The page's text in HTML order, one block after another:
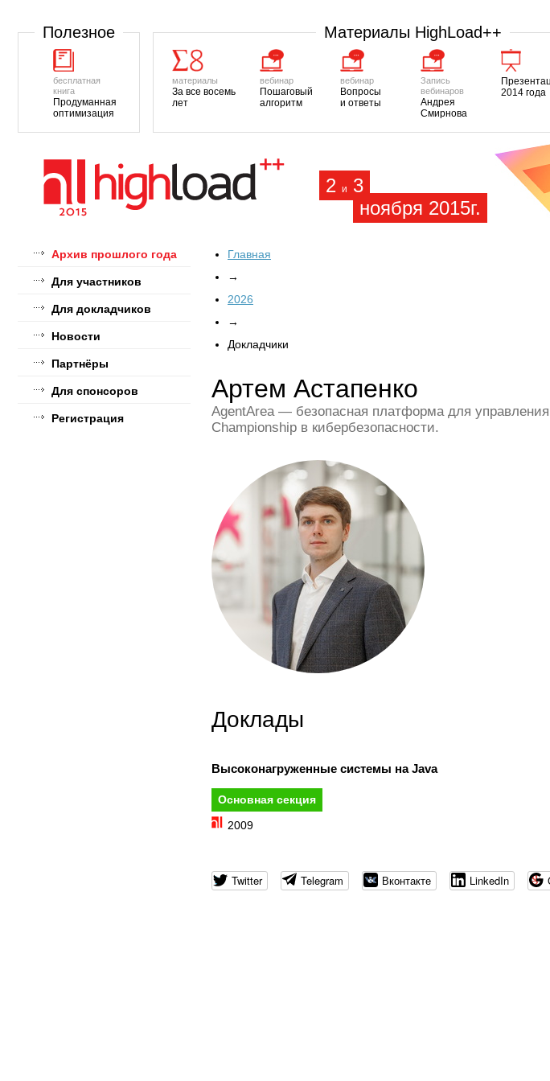
Полезное
бесплатная
книга
Продуманная
оптимизация
Материалы HighLoad++
материалы
За все восемь
лет
вебинар
Пошаговый
алгоритм
вебинар
Вопросы
и ответы
Запись
вебинаров
Андрея
Смирнова
2014 года
2 и
3
ноября 2015г.
Архив прошлого года
Для участников
Для докладчиков
Новости
Партнёры
Для спонсоров
Регистрация
Главная
→
2026
→
Докладчики
Артем Астапенко
AgentArea — безопасная платформа для
Championship в кибербезопасности.
Доклады
Высоконагруженные системы на Java
Основная секция
2009
Twitter Telegram Вконтакте LinkedIn